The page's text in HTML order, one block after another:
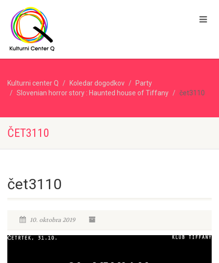
Kulturni center Q Koledar dogodkov
Party
Slovenian horror story : Haunted house of Tiffany
čet3110
ČET3110
čet3110
10. oktobra 2019